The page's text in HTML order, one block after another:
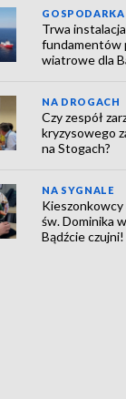
GOSPODARKA
Trwa
fundamentów
wiatrowe dla
NA DROGACH
Czy zespół
kryzysowego
na Stogach?
NA SYGNALE
Kieszonkowcy
św. Dominika
Bądźcie czujni!